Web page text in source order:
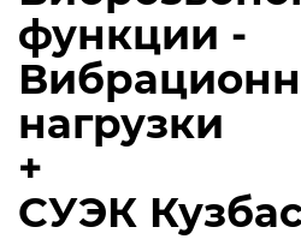
функции -
нагрузки
+
СУЭК